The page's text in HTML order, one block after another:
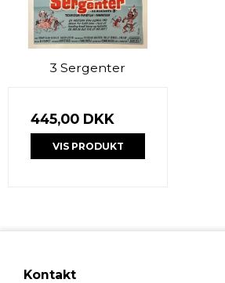
3 Sergenter
445,00 DKK
VIS PRODUKT
Kontakt